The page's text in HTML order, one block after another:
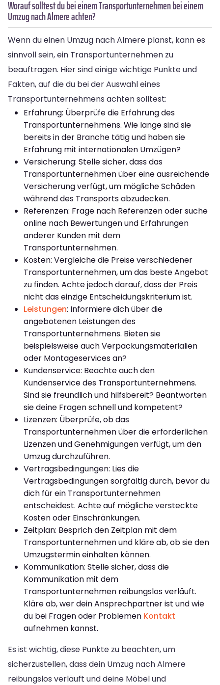
Worauf solltest du bei einem Transportunternehmen bei einem
Umzug nach Almere achten?
Wenn du einen Umzug nach Almere planst, kann es
sinnvoll sein, ein Transportunternehmen zu
beauftragen. Hier sind einige wichtige Punkte und
Fakten, auf die du bei der Auswahl eines
Transportunternehmens achten solltest:
Erfahrung: Überprüfe die Erfahrung des
Transportunternehmens. Wie lange sind sie
bereits in der Branche tätig und haben sie
Erfahrung mit internationalen Umzügen?
Versicherung: Stelle sicher, dass das
Transportunternehmen über eine ausreichende
Versicherung verfügt, um mögliche Schäden
während des Transports abzudecken.
Referenzen: Frage nach Referenzen oder suche
online nach Bewertungen und Erfahrungen
anderer Kunden mit dem
Transportunternehmen.
Kosten: Vergleiche die Preise verschiedener
Transportunternehmen, um das beste Angebot
zu finden. Achte jedoch darauf, dass der Preis
nicht das einzige Entscheidungskriterium ist.
Leistungen: Informiere dich über die
angebotenen Leistungen des
Transportunternehmens. Bieten sie
beispielsweise auch Verpackungsmaterialien
oder Montageservices an?
Kundenservice: Beachte auch den
Kundenservice des Transportunternehmens.
Sind sie freundlich und hilfsbereit? Beantworten
sie deine Fragen schnell und kompetent?
Lizenzen: Überprüfe, ob das
Transportunternehmen über die erforderlichen
Lizenzen und Genehmigungen verfügt, um den
Umzug durchzuführen.
Vertragsbedingungen: Lies die
Vertragsbedingungen sorgfältig durch, bevor du
dich für ein Transportunternehmen
entscheidest. Achte auf mögliche versteckte
Kosten oder Einschränkungen.
Zeitplan: Besprich den Zeitplan mit dem
Transportunternehmen und kläre ab, ob sie den
Umzugstermin einhalten können.
Kommunikation: Stelle sicher, dass die
Kommunikation mit dem
Transportunternehmen reibungslos verläuft.
Kläre ab, wer dein Ansprechpartner ist und wie
du bei Fragen oder Problemen Kontakt
aufnehmen kannst.
Es ist wichtig, diese Punkte zu beachten, um
sicherzustellen, dass dein Umzug nach Almere
reibungslos verläuft und deine Möbel und